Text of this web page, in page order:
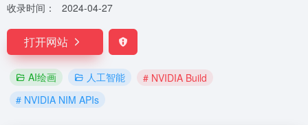
收录时间： 2024-04-27
打开网站
AI绘画 人工智能
# NVIDIA Build
# NVIDIA NIM APIs